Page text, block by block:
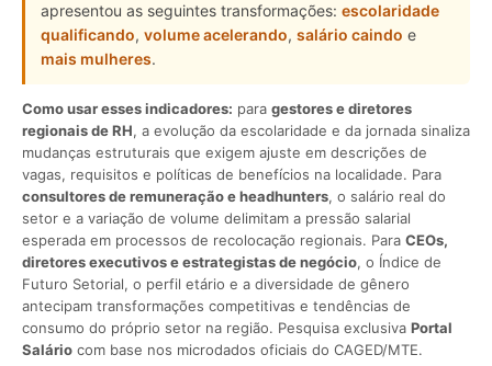
apresentou as seguintes transformações: escolaridade
qualificando, volume acelerando, salário caindo e
mais mulheres.
Como usar esses indicadores: para gestores e diretores
regionais de RH, a evolução da escolaridade e da jornada sinaliza
mudanças estruturais que exigem ajuste em descrições de
vagas, requisitos e políticas de benefícios na localidade. Para
consultores de remuneração e headhunters, o salário real do
setor e a variação de volume delimitam a pressão salarial
esperada em processos de recolocação regionais. Para CEOs,
diretores executivos e estrategistas de negócio, o Índice de
Futuro Setorial, o perfil etário e a diversidade de gênero
antecipam transformações competitivas e tendências de
consumo do próprio setor na região. Pesquisa exclusiva Portal
Salário com base nos microdados oficiais do CAGED/MTE.